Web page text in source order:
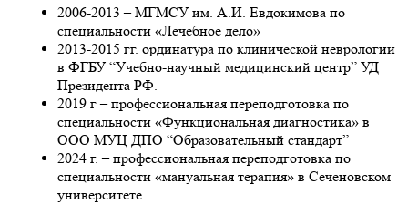
2006-2013 – МГМСУ им. А.И. Евдокимова по
специальности «Лечебное дело»
2013-2015 гг. ординатура по клинической неврологии
в ФГБУ “Учебно-научный медицинский центр” УД
Президента РФ.
2019 г – профессиональная переподготовка по
специальности «Функциональная диагностика» в
ООО МУЦ ДПО “Образовательный стандарт”
2024 г. – профессиональная переподготовка по
специальности «мануальная терапия» в Сеченовском
университете.